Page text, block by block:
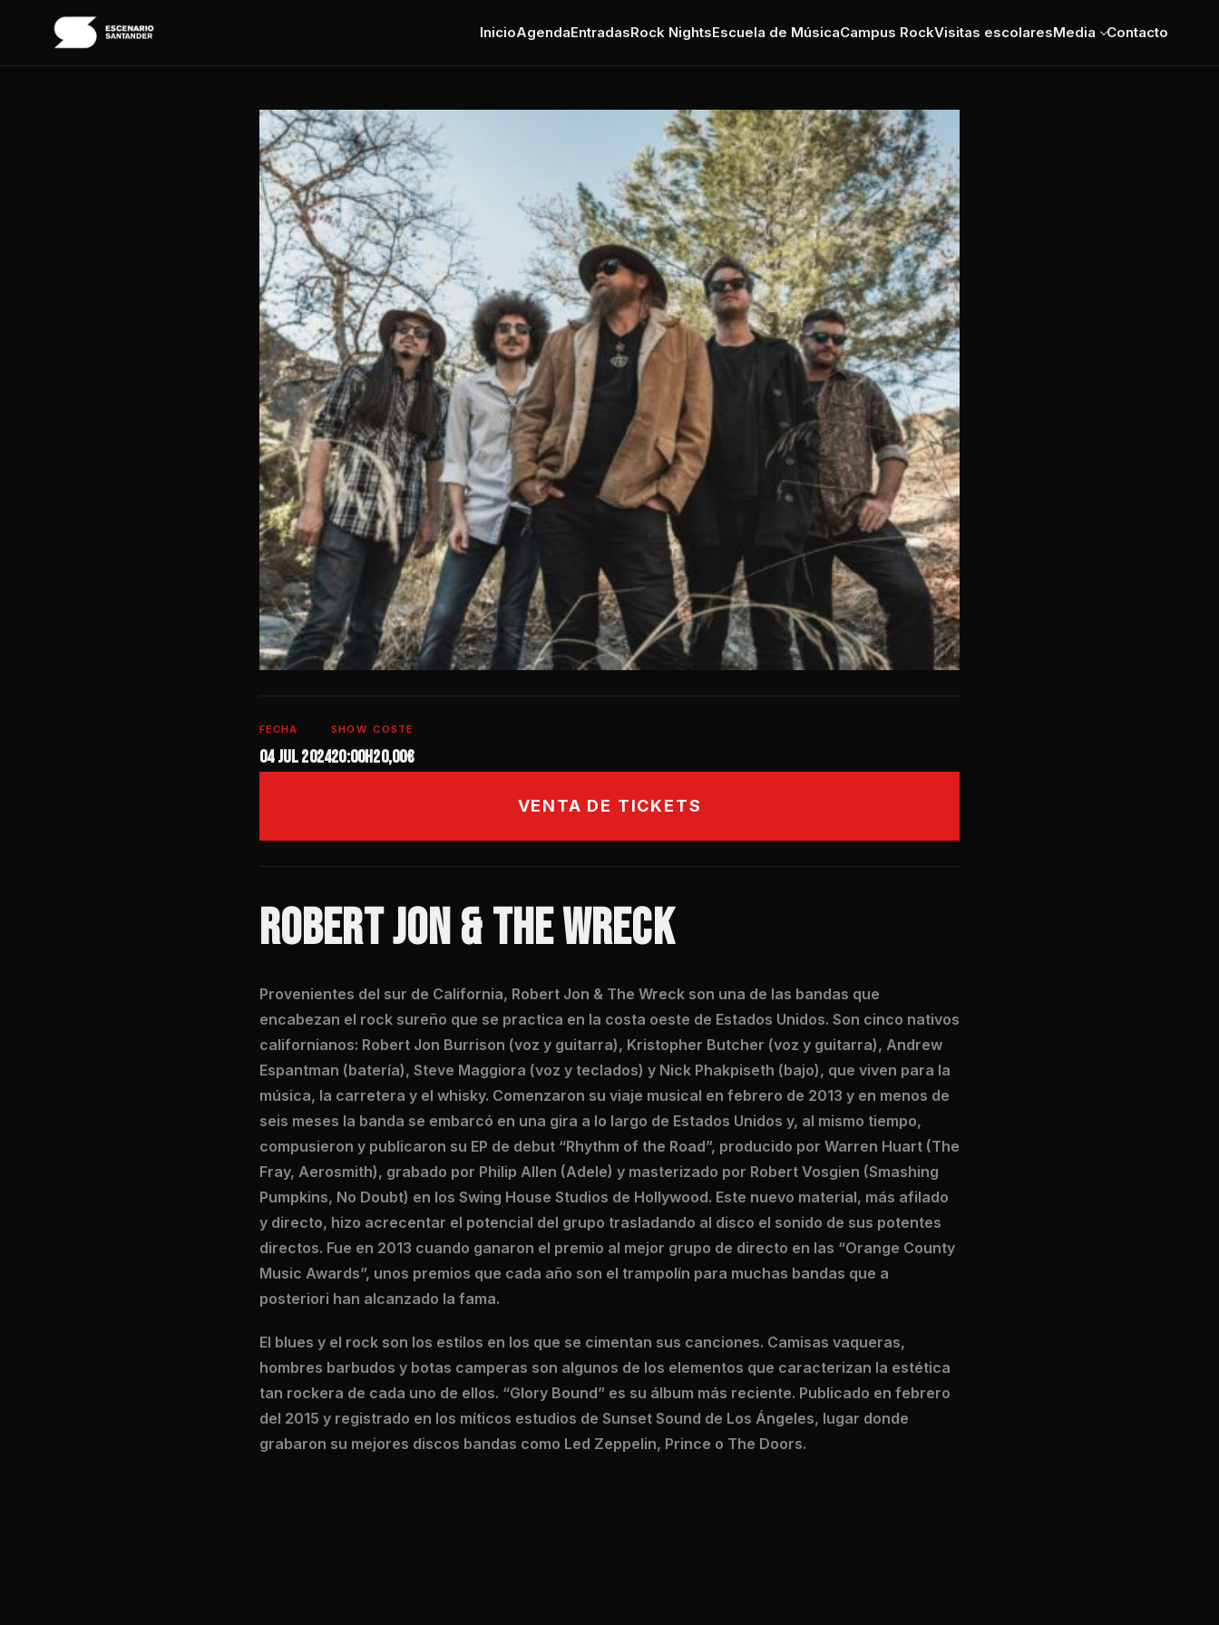
InicioAgendaEntradasRock NightsEscuela de MúsicaCampus RockVisitas escolaresMedia Contacto
FECHA
04 jul 2024
SHOW
20:00h
COSTE
20,00€
VENTA DE TICKETS
ROBERT JON & THE WRECK
Provenientes del sur de California, Robert Jon & The Wreck son una de las bandas que
encabezan el rock sureño que se practica en la costa oeste de Estados Unidos. Son cinco nativos
californianos: Robert Jon Burrison (voz y guitarra), Kristopher Butcher (voz y guitarra), Andrew
Espantman (batería), Steve Maggiora (voz y teclados) y Nick Phakpiseth (bajo), que viven para la
música, la carretera y el whisky. Comenzaron su viaje musical en febrero de 2013 y en menos de
seis meses la banda se embarcó en una gira a lo largo de Estados Unidos y, al mismo tiempo,
compusieron y publicaron su EP de debut “Rhythm of the Road”, producido por Warren Huart (The
Fray, Aerosmith), grabado por Philip Allen (Adele) y masterizado por Robert Vosgien (Smashing
Pumpkins, No Doubt) en los Swing House Studios de Hollywood. Este nuevo material, más afilado
y directo, hizo acrecentar el potencial del grupo trasladando al disco el sonido de sus potentes
directos. Fue en 2013 cuando ganaron el premio al mejor grupo de directo en las “Orange County
Music Awards”, unos premios que cada año son el trampolín para muchas bandas que a
posteriori han alcanzado la fama.
El blues y el rock son los estilos en los que se cimentan sus canciones. Camisas vaqueras,
hombres barbudos y botas camperas son algunos de los elementos que caracterizan la estética
tan rockera de cada uno de ellos. “Glory Bound” es su álbum más reciente. Publicado en febrero
del 2015 y registrado en los míticos estudios de Sunset Sound de Los Ángeles, lugar donde
grabaron su mejores discos bandas como Led Zeppelin, Prince o The Doors.